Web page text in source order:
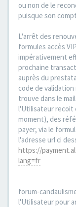
ou non de le
puisque son
L'arrêt des
formules accès
impérativement
prochaine
auprès du
code de
trouve dans le
l'Utilisateur recoit
moment), des
payer, via le
l'adresse url ci
https://
lang=fr
forum-
l'Utilisateur pour